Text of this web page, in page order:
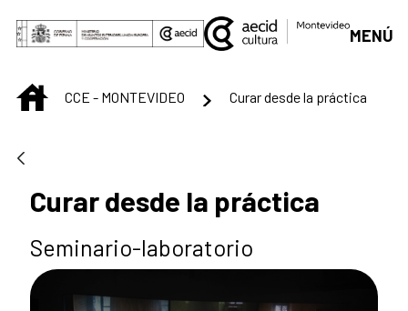
Saltar al contenido principal
MENÚ
INICIOCCE - MONTEVIDEO Curar desde la práctica
Curar desde la práctica
Seminario-laboratorio